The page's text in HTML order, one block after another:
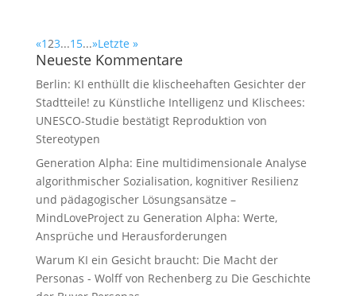
«123...15...»Letzte »
Neueste Kommentare
Berlin: KI enthüllt die klischeehaften Gesichter der
Stadtteile! zu Künstliche Intelligenz und Klischees:
UNESCO-Studie bestätigt Reproduktion von
Stereotypen
Generation Alpha: Eine multidimensionale Analyse
algorithmischer Sozialisation, kognitiver Resilienz
und pädagogischer Lösungsansätze –
MindLoveProjectzu Generation Alpha: Werte,
Ansprüche und Herausforderungen
Warum KI ein Gesicht braucht: Die Macht der
Personas - Wolff von Rechenbergzu Die Geschichte